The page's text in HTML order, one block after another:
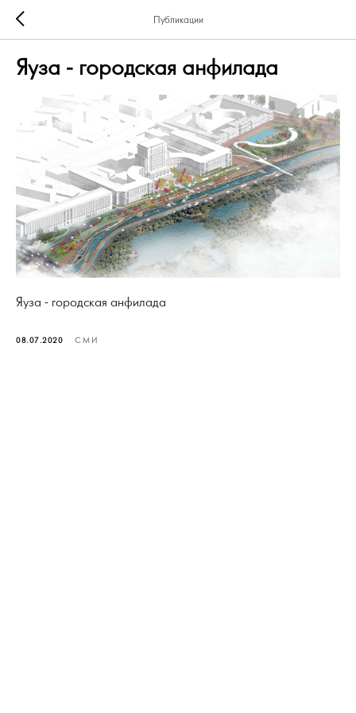
Публикации
Яуза - городская анфилада
Яуза - городская анфилада
08.07.2020 СМИ